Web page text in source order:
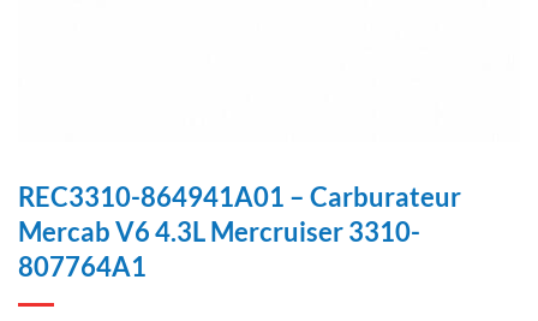
REC3310-864941A01 – Carburateur
Mercab V6 4.3L Mercruiser 3310-
807764A1